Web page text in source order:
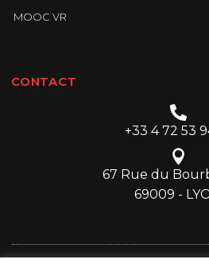
MOOC VR
CONTACT
+33 4 72 53
67 Rue du
69009 -